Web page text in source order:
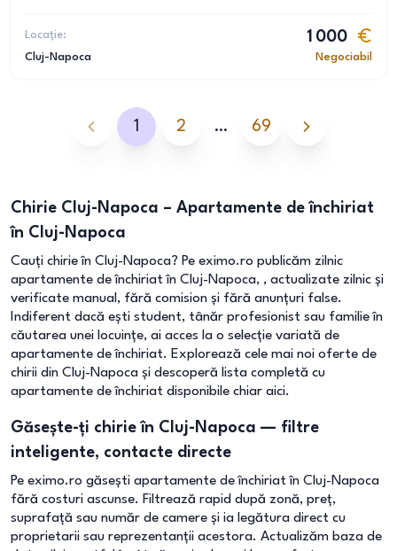
Locație:
Cluj-Napoca
1 000
Negociabil
1 2 … 69
Chirie Cluj-Napoca – Apartamente de închiriat
în Cluj-Napoca
Cauți chirie în Cluj-Napoca? Pe eximo.ro publicăm zilnic
apartamente de închiriat în Cluj-Napoca, , actualizate zilnic și
verificate manual, fără comision și fără anunțuri false.
Indiferent dacă ești student, tânăr profesionist sau familie în
căutarea unei locuințe, ai acces la o selecție variată de
apartamente de închiriat. Explorează cele mai noi oferte de
chirii din Cluj-Napoca și descoperă lista completă cu
apartamente de închiriat disponibile chiar aici.
Găsește-ți chirie în Cluj-Napoca — filtre
inteligente, contacte directe
Pe eximo.ro găsești apartamente de închiriat în Cluj-Napoca
fără costuri ascunse. Filtrează rapid după zonă, preț,
suprafață sau număr de camere și ia legătura direct cu
proprietarii sau reprezentanții acestora. Actualizăm baza de